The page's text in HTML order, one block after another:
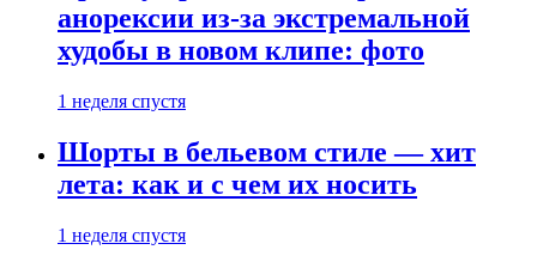
анорексии из-за экстремальной
худобы в новом клипе: фото
1 неделя спустя
Шорты в бельевом стиле — хит
лета: как и с чем их носить
1 неделя спустя